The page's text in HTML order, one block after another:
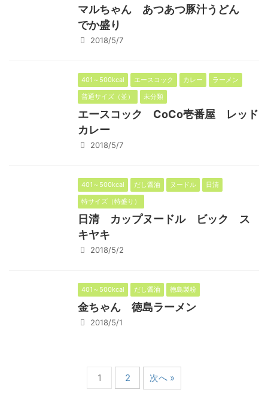
マルちゃん あつあつ豚汁うどん
でか盛り
2018/5/7
401～500kcal エースコック カレー
ラーメン
普通サイズ（並）
未分類
エースコック CoCo壱番屋 レッド
カレー
2018/5/7
401～500kcal だし醤油 ヌードル
日清
特サイズ（特盛り）
日清 カップヌードル ビック ス
キヤキ
2018/5/2
401～500kcal だし醤油 徳島製粉
金ちゃん 徳島ラーメン
2018/5/1
1 2 次へ »